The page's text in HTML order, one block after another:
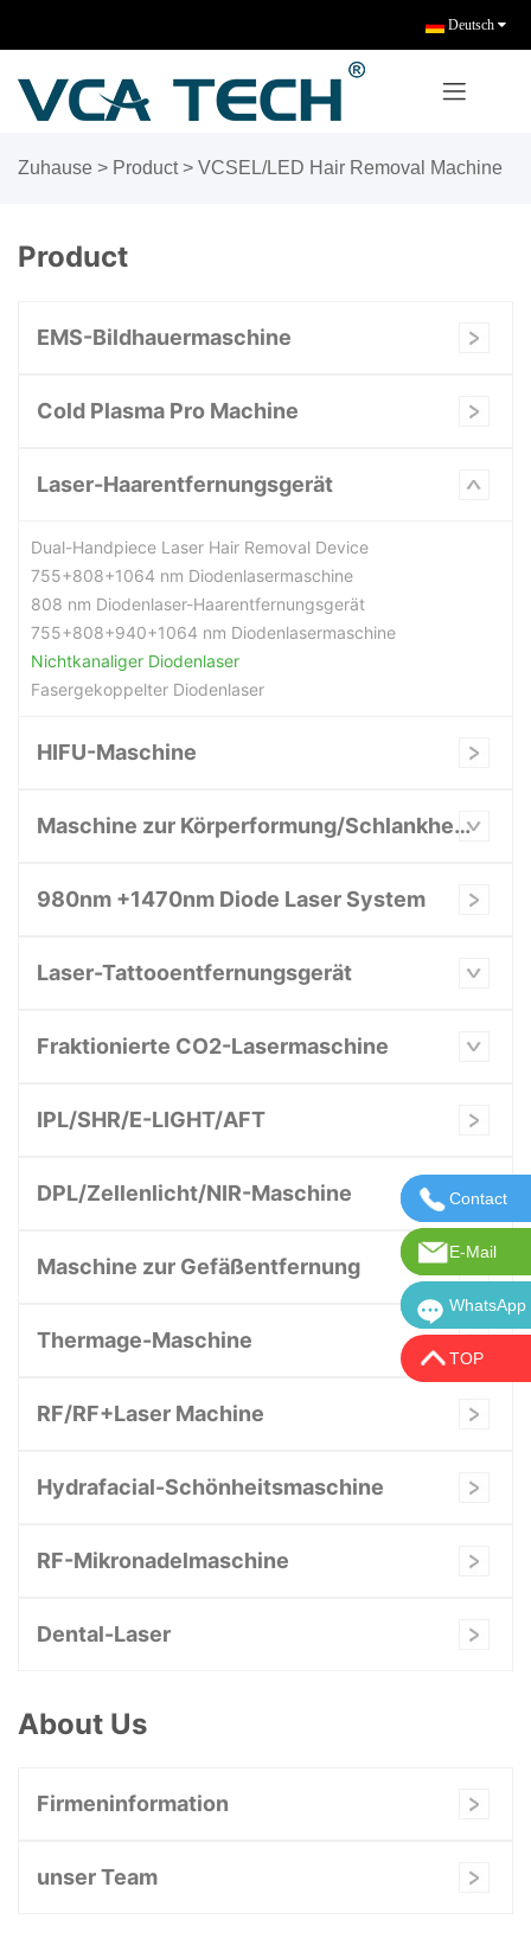
Deutsch
Zuhause > Product> VCSEL/LED Hair Removal Machine
Product
EMS-Bildhauermaschine
Cold Plasma Pro Machine
Laser-Haarentfernungsgerät
Dual-Handpiece Laser Hair Removal Device
755+808+1064 nm Diodenlasermaschine
808 nm Diodenlaser-Haarentfernungsgerät
755+808+940+1064 nm Diodenlasermaschine
Nichtkanaliger Diodenlaser
Fasergekoppelter Diodenlaser
HIFU-Maschine
Maschine zur Körperformung/Schlankheitskur
980nm +1470nm Diode Laser System
Laser-Tattooentfernungsgerät
Fraktionierte CO2-Lasermaschine
IPL/SHR/E-LIGHT/AFT
DPL/Zellenlicht/NIR-Maschine
Maschine zur Gefäßentfernung
Thermage-Maschine
RF/RF+Laser Machine
Hydrafacial-Schönheitsmaschine
RF-Mikronadelmaschine
Dental-Laser
About Us
Firmeninformation
unser Team
Contact
E-Mail
E-
WhatsApp
TOP